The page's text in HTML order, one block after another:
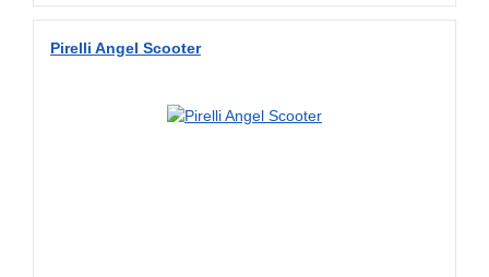
Pirelli Angel Scooter